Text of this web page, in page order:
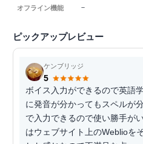
オフライン機能 －
ピックアップレビュー
ケンブリッジ
5
ボイス入力ができるので英語
に発音が分かってもスペルが
で入力できるので使い勝手が
はウェブサイト上のWeblioを